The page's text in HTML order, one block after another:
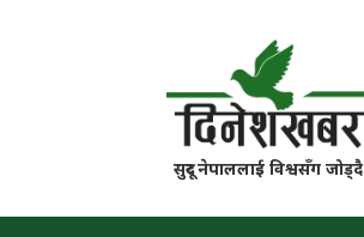
सुदूर नेपाललाई विश्वसँग जोड्दै